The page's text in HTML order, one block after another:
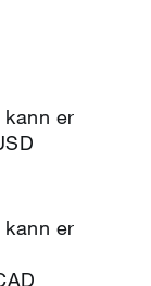
er
er